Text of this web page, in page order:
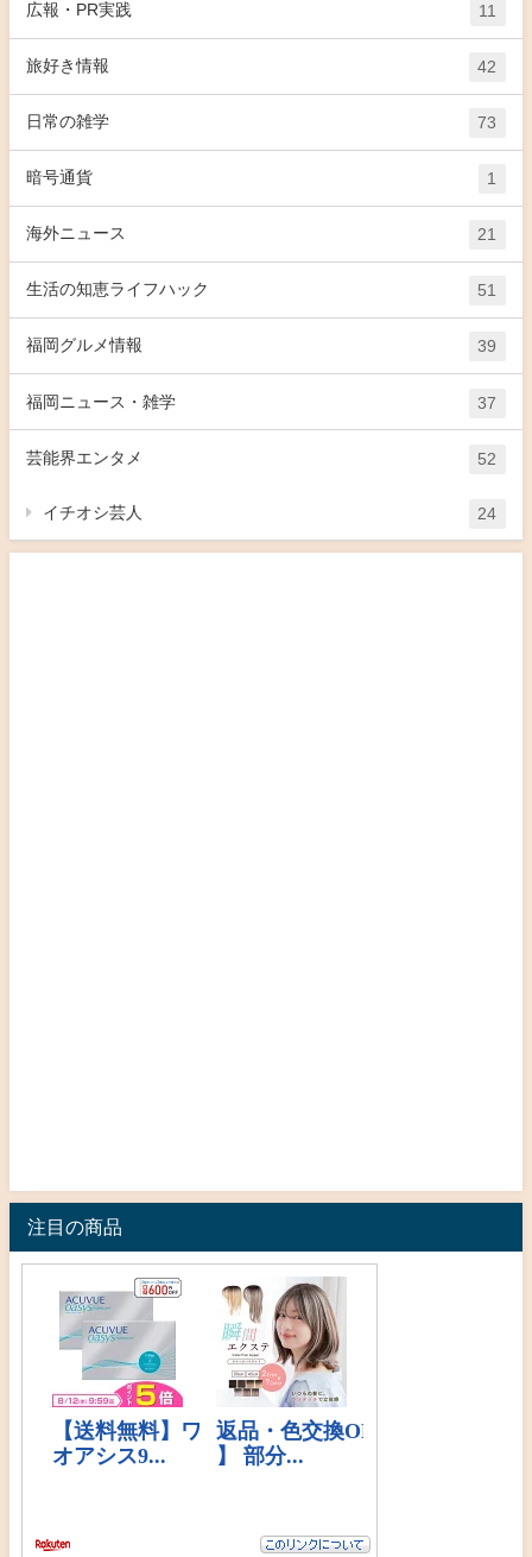
広報・PR実践 11
旅好き情報 42
日常の雑学 73
暗号通貨 1
海外ニュース 21
生活の知恵ライフハック 51
福岡グルメ情報 39
福岡ニュース・雑学 37
芸能界エンタメ 52
イチオシ芸人 24
注目の商品